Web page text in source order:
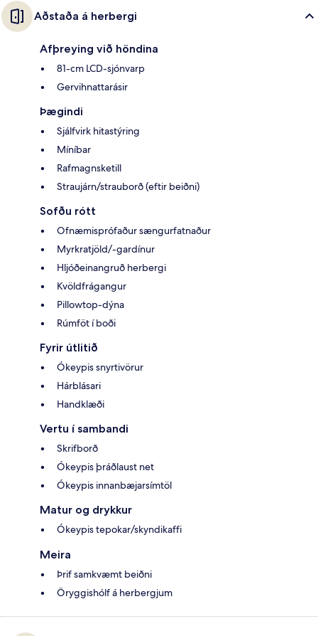
Aðstaða á herbergi
Afþreying við höndina
81-cm LCD-sjónvarp
Gervihnattarásir
Þægindi
Sjálfvirk hitastýring
Míníbar
Rafmagnsketill
Straujárn/strauborð (eftir beiðni)
Sofðu rótt
Ofnæmisprófaður sængurfatnaður
Myrkratjöld/-gardínur
Hljóðeinangruð herbergi
Kvöldfrágangur
Pillowtop-dýna
Rúmföt í boði
Fyrir útlitið
Ókeypis snyrtivörur
Hárblásari
Handklæði
Vertu í sambandi
Skrifborð
Ókeypis þráðlaust net
Ókeypis innanbæjarsímtöl
Matur og drykkur
Ókeypis tepokar/skyndikaffi
Meira
Þrif samkvæmt beiðni
Öryggishólf á herbergjum